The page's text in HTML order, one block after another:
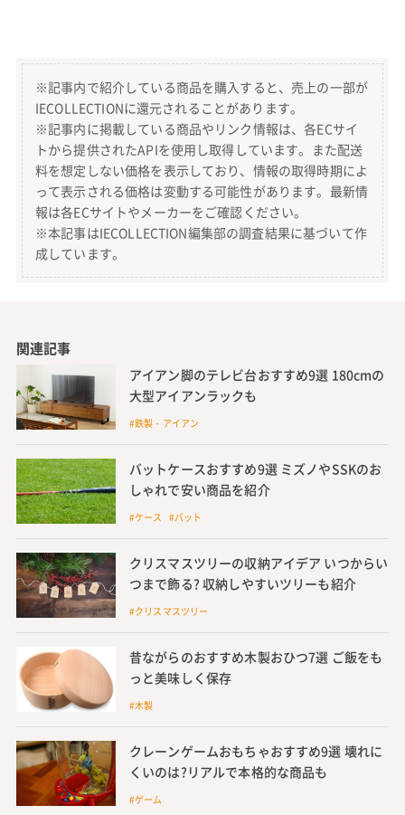
※記事内で紹介している商品を購入すると、売上の一部が
IECOLLECTIONに還元されることがあります。
※記事内に掲載している商品やリンク情報は、各ECサイ
トから提供されたAPIを使用し取得しています。また配送
料を想定しない価格を表示しており、情報の取得時期によ
って表示される価格は変動する可能性があります。最新情
報は各ECサイトやメーカーをご確認ください。
※本記事はIECOLLECTION編集部の調査結果に基づいて作
成しています。
関連記事
アイアン脚のテレビ台おすすめ9選 180cmの
大型アイアンラックも
#鉄製・アイアン
バットケースおすすめ9選 ミズノやSSKのお
しゃれで安い商品を紹介
#ケース #バット
クリスマスツリーの収納アイデア いつからい
つまで飾る? 収納しやすいツリーも紹介
#クリスマスツリー
昔ながらのおすすめ木製おひつ7選 ご飯をも
っと美味しく保存
#木製
クレーンゲームおもちゃおすすめ9選 壊れに
くいのは?リアルで本格的な商品も
#ゲーム